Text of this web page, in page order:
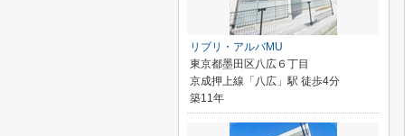
リブリ・アルバMU
東京都墨田区八広６丁目
京成押上線「八広」駅 徒歩4分
築11年